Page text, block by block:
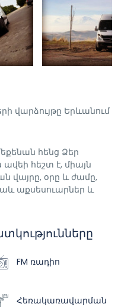
վարձույթը Երևանում
հենց Ձեր
հեշտ է, միայն
վայրը, օրը և ժամը,
աքսեսուարներ և
FM ռադիո
Հեռակառավարման